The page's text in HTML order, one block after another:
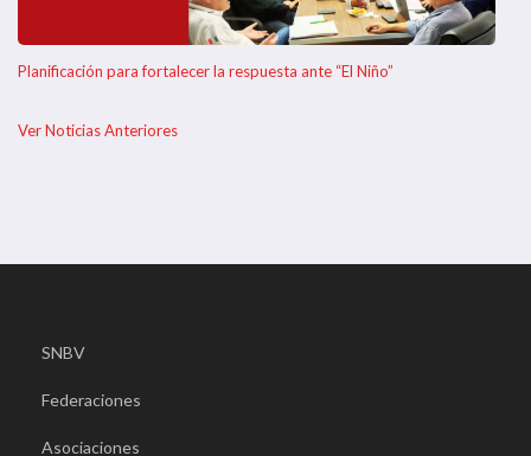
Planificación para fortalecer la respuesta ante “El Niño”
Ver Noticias Anteriores
SNBV
Federaciones
Asociaciones